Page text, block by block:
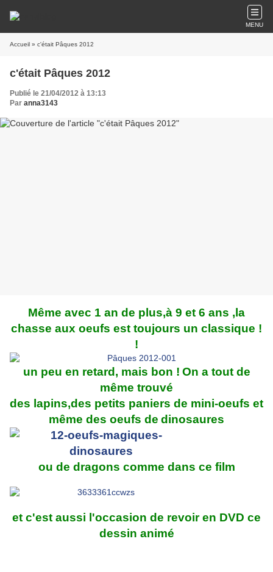
MENU
Accueil » c'était Pâques 2012
c'était Pâques 2012
Publié le 21/04/2012 à 13:13
Par anna3143
Même avec 1 an de plus,à 9 et 6 ans ,la
chasse aux oeufs est toujours un classique !
!
un peu en retard, mais bon ! On a tout de
même trouvé
des lapins,des petits paniers de mini-oeufs et
même des oeufs de dinosaures
ou de dragons comme dans ce film
et c'est aussi l'occasion de revoir en DVD ce
dessin animé